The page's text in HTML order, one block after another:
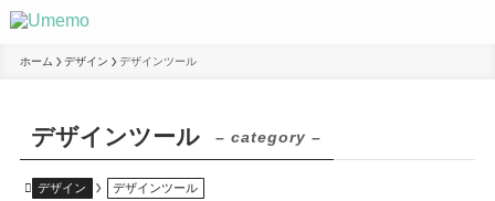
ホーム デザイン デザインツール
デザインツール – category –
デザイン デザインツール